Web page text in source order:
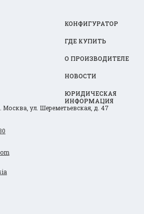
КОНФИГУРАТОР
ГДЕ КУПИТЬ
О ПРОИЗВОДИТЕЛЕ
НОВОСТИ
ЮРИДИЧЕСКАЯ
ИНФОРМАЦИЯ
Москва, ул. Шереметьевская, д. 47